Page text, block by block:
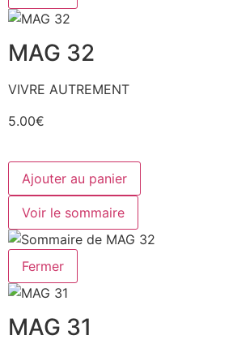
MAG 32
VIVRE AUTREMENT
5.00€
Ajouter au panier
Voir le sommaire
Fermer
MAG 31